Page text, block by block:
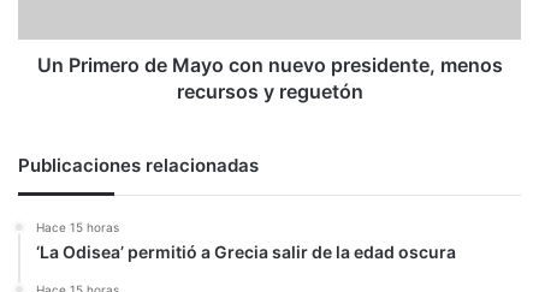
recursos
Un Primero de Mayo con nuevo presidente, menos
recursos y reguetón
Publicaciones relacionadas
Hace 15 horas
‘La Odisea’ permitió a Grecia salir de la edad oscura